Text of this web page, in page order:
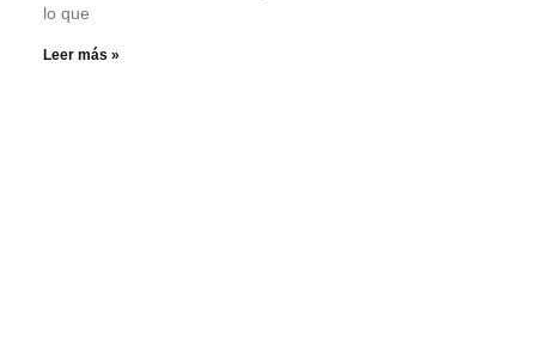
lo que
Leer más »